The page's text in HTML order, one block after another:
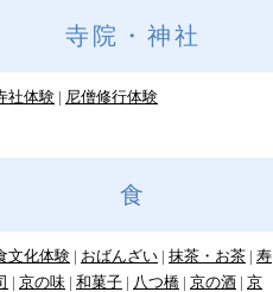
寺院・神社
社体験 尼僧修行体験
食
文化体験 おばんざい 抹茶・お茶 寿
京の味 和菓子 八つ橋 京の酒 京